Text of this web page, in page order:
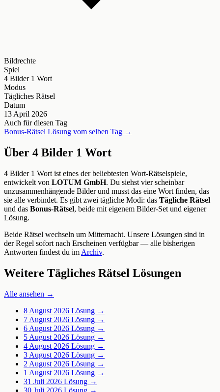
Bildrechte
Spiel
4 Bilder 1 Wort
Modus
Tägliches Rätsel
Datum
13 April 2026
Auch für diesen Tag
Bonus-Rätsel Lösung vom selben Tag →
Über 4 Bilder 1 Wort
4 Bilder 1 Wort ist eines der beliebtesten Wort-Rätselspiele,
entwickelt von LOTUM GmbH. Du siehst vier scheinbar
unzusammenhängende Bilder und musst das eine Wort finden, das
sie alle verbindet. Es gibt zwei tägliche Modi: das Tägliche Rätsel
und das Bonus-Rätsel, beide mit eigenem Bilder-Set und eigener
Lösung.
Beide Rätsel wechseln um Mitternacht. Unsere Lösungen sind in
der Regel sofort nach Erscheinen verfügbar — alle bisherigen
Antworten findest du im Archiv.
Weitere Tägliches Rätsel Lösungen
Alle ansehen →
8 August 2026 Lösung →
7 August 2026 Lösung →
6 August 2026 Lösung →
5 August 2026 Lösung →
4 August 2026 Lösung →
3 August 2026 Lösung →
2 August 2026 Lösung →
1 August 2026 Lösung →
31 Juli 2026 Lösung →
30 Juli 2026 Lösung →